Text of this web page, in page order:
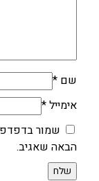
שם *
אימייל*
שמור
הבאה שאגיב.